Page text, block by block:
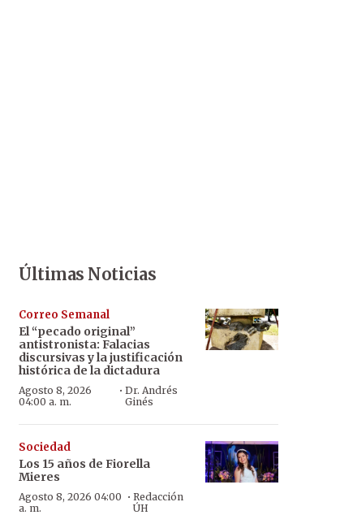
Últimas Noticias
Correo Semanal
El “pecado original”
antistronista: Falacias
discursivas y la justificación
histórica de la dictadura
Agosto 8, 2026
04:00 a. m.
·Dr. Andrés
Ginés
Sociedad
Los 15 años de Fiorella
Mieres
Agosto 8, 2026 04:00
a. m.
· Redacción
ÚH